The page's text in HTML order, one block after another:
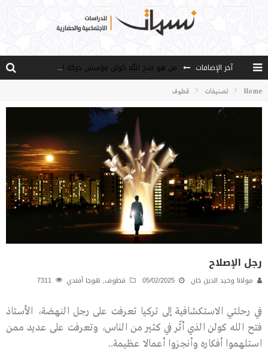
آخر الإضافات
من هو فتح الله كولن مؤسس حركة الخدمة؟
الأستاذ عالما عارفا حكيما
مصادر العلم وسببه
النـزعة التجديدية عند الأستاذ فتح الله كولن
Home تصنيفات قطوف
رجل الإصلاح
مولانا وحيد الدين خان 05/02/2025 قطوف, هوجا أفندي
في رحلتي الاستكشافية إلى تركيا تعرفت على رجل النهضة، الأستاذ
فتح الله كولن الذي أثّر في كثير من الناس، وتعرفت على عديد ممن
استلهموا أفكاره وأنجزوا أعمالا عظيمة..